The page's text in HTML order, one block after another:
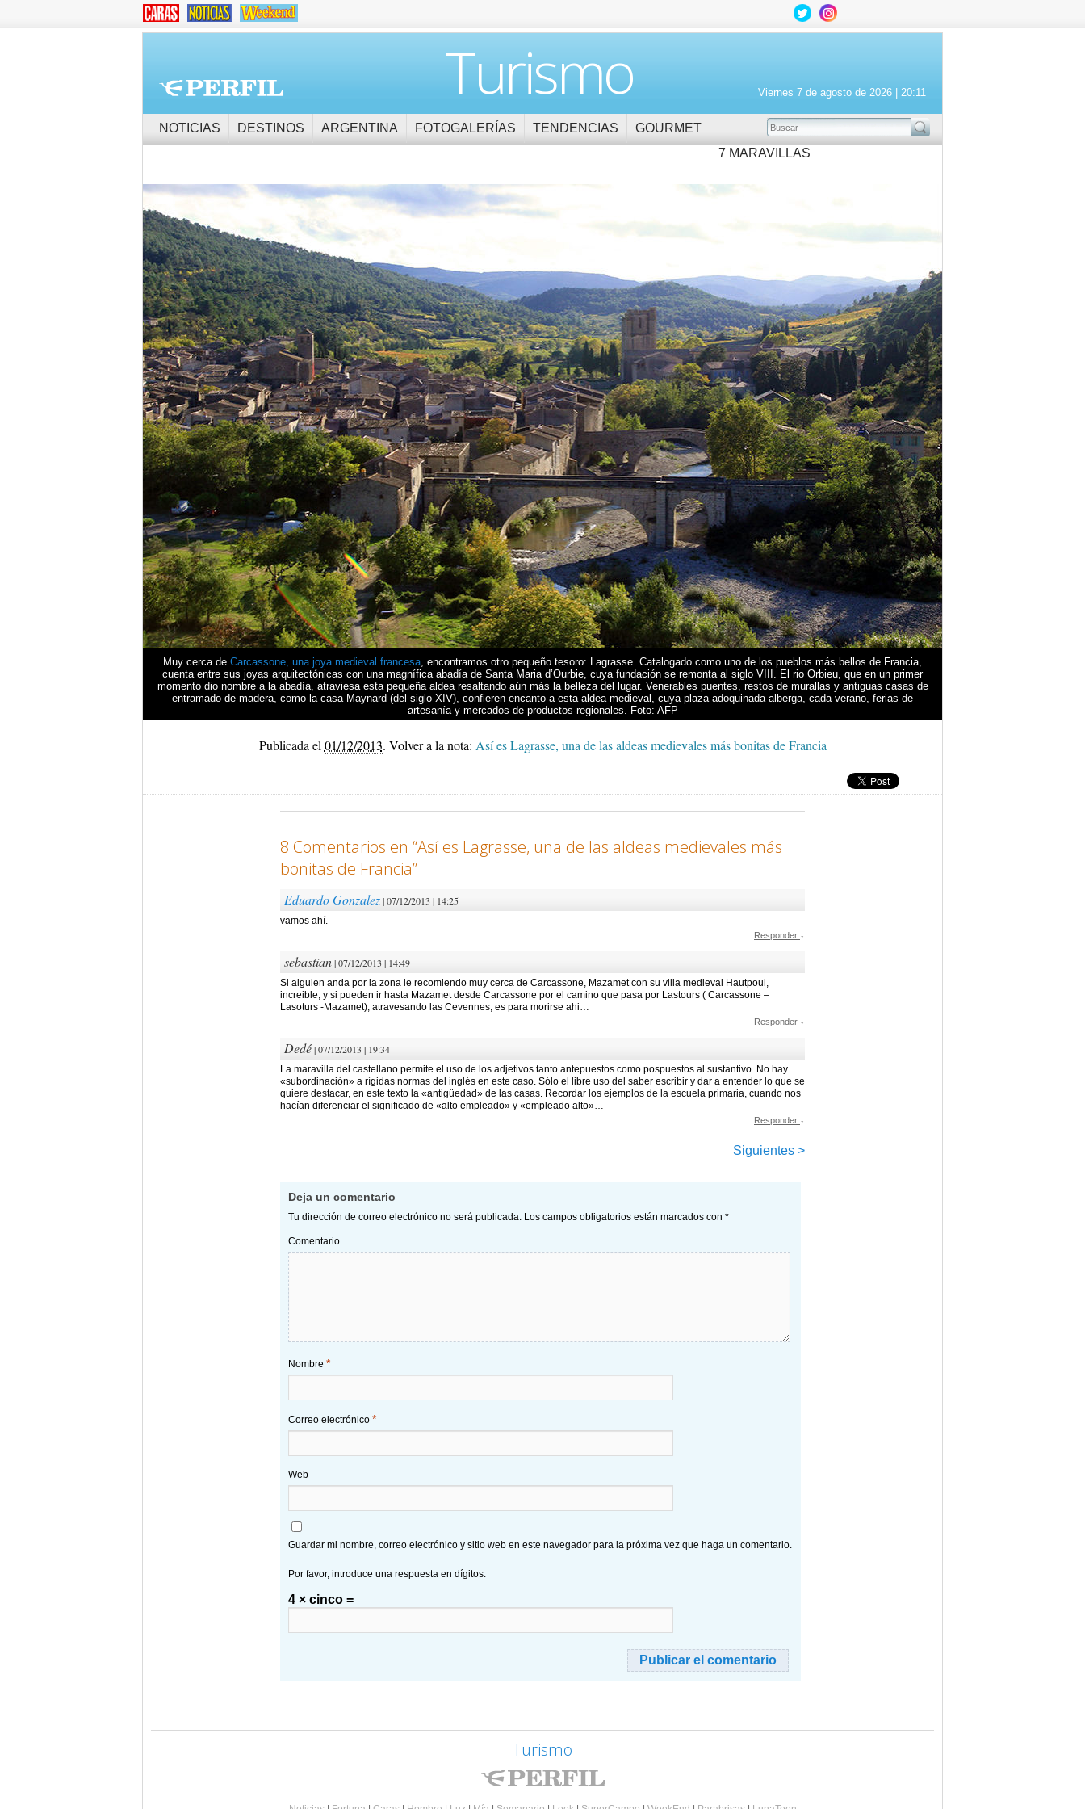
Viernes 7 de agosto de 2026 | 20:11
Turismo
BUSCAR
NOTICIAS DESTINOS ARGENTINA FOTOGALERÍAS TENDENCIAS
GOURMET
7 MARAVILLAS
Muy cerca de Carcassone, una joya medieval francesa, encontramos otro pequeño tesoro: Lagrasse. Catalogado como uno de los pueblos más bellos de Francia,
cuenta entre sus joyas arquitectónicas con una magnífica abadía de Santa Maria d’Ourbie, cuya fundación se remonta al siglo VIII. El rio Orbieu, que en un primer
momento dio nombre a la abadía, atraviesa esta pequeña aldea resaltando aún más la belleza del lugar. Venerables puentes, restos de murallas y antiguas casas de
entramado de madera, como la casa Maynard (del siglo XIV), confieren encanto a esta aldea medieval, cuya plaza adoquinada alberga, cada verano, ferias de
artesanía y mercados de productos regionales. Foto: AFP
Publicada el 01/12/2013. Volver a la nota: Así es Lagrasse, una de las aldeas medievales más bonitas de Francia
8 Comentarios en “Así es Lagrasse, una de las aldeas medievales más
bonitas de Francia”
Eduardo Gonzalez| 07/12/2013 | 14:25
vamos ahí.
Responder ↓
sebastian| 07/12/2013 | 14:49
Si alguien anda por la zona le recomiendo muy cerca de Carcassone, Mazamet con su villa medieval Hautpoul,
increible, y si pueden ir hasta Mazamet desde Carcassone por el camino que pasa por Lastours ( Carcassone –
Lasoturs -Mazamet), atravesando las Cevennes, es para morirse ahi…
Responder ↓
Dedé| 07/12/2013 | 19:34
La maravilla del castellano permite el uso de los adjetivos tanto antepuestos como pospuestos al sustantivo. No hay
«subordinación» a rígidas normas del inglés en este caso. Sólo el libre uso del saber escribir y dar a entender lo que se
quiere destacar, en este texto la «antigüedad» de las casas. Recordar los ejemplos de la escuela primaria, cuando nos
hacían diferenciar el significado de «alto empleado» y «empleado alto»…
Responder ↓
Siguientes >
Deja un comentario
Tu dirección de correo electrónico no será publicada. Los campos obligatorios están marcados con *
Comentario
Nombre *
Correo electrónico *
Web
Guardar mi nombre, correo electrónico y sitio web en este navegador para la próxima vez que haga un comentario.
Por favor, introduce una respuesta en dígitos:
4 × cinco =
Turismo